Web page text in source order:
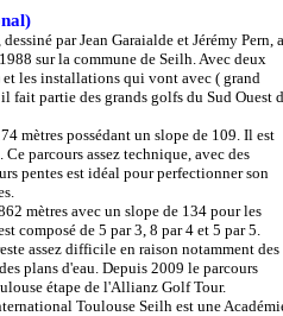
par Jean Garaialde et Jérémy Pern, a
sur la commune de Seilh. Avec deux
les installations qui vont avec ( grand
fait partie des grands golfs du Sud Ouest
mètres possédant un slope de 109. Il est
parcours assez technique, avec des
pentes est idéal pour perfectionner son
mètres avec un slope de 134 pour les
composé de 5 par 3, 8 par 4 et 5 par 5.
assez difficile en raison notamment des
plans d'eau. Depuis 2009 le parcours
étape de l'Allianz Golf Tour.
Toulouse Seilh est une